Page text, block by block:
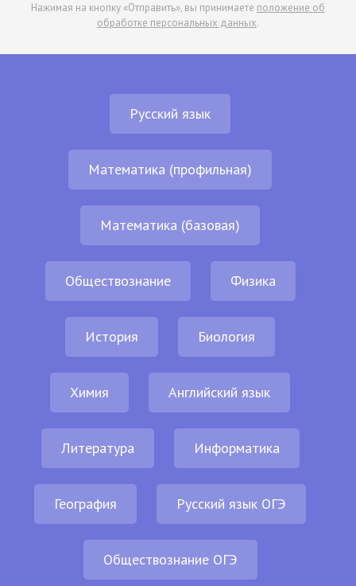
Нажимая на кнопку «Отправить», вы принимаете положение об
обработке персональных данных.
Русский язык
Математика (профильная)
Математика (базовая)
Обществознание Физика
История Биология
Химия Английский язык
Литература Информатика
География Русский язык ОГЭ
Обществознание ОГЭ